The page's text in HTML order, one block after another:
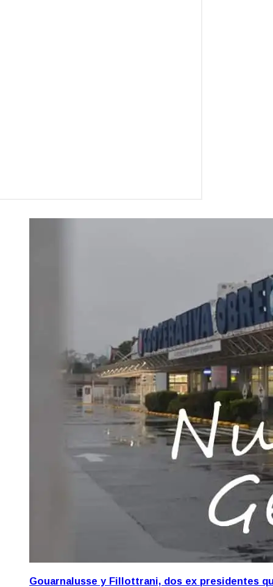
Gouarnalusse y Fillottrani, dos ex presidentes